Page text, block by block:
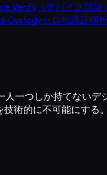
Verify（デバイス認証）
Custodyゼロ知識証明
一つしか持てない
術的に不可能にする。